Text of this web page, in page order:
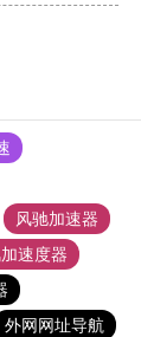
风驰加速器
速度器
外网网址导航